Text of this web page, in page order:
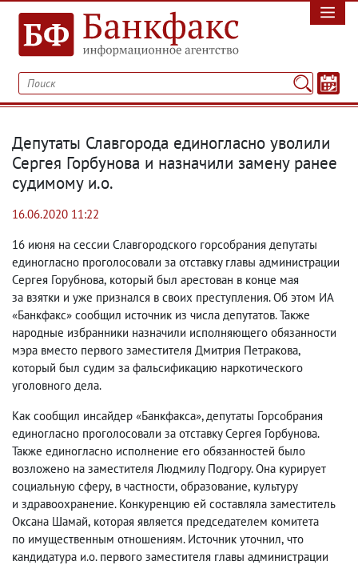
Депутаты Славгорода единогласно уволили
Сергея Горбунова и назначили замену ранее
судимому и.о.
16.06.2020 11:22
16 июня на сессии Славгородского горсобрания депутаты
единогласно проголосовали за отставку главы администрации
Сергея Горубнова, который был арестован в конце мая
за взятки и уже признался в своих преступления. Об этом ИА
«Банкфакс» сообщил источник из числа депутатов. Также
народные избранники назначили исполняющего обязанности
мэра вместо первого заместителя Дмитрия Петракова,
который был судим за фальсификацию наркотического
уголовного дела.
Как сообщил инсайдер «Банкфакса», депутаты Горсобрания
единогласно проголосовали за отставку Сергея Горбунова.
Также единогласно исполнение его обязанностей было
возложено на заместителя Людмилу Подгору. Она курирует
социальную сферу, в частности, образование, культуру
и здравоохранение. Конкуренцию ей составляла заместитель
Оксана Шамай, которая является председателем комитета
по имущественным отношениям. Источник уточнил, что
кандидатура и.о. первого заместителя главы администрации